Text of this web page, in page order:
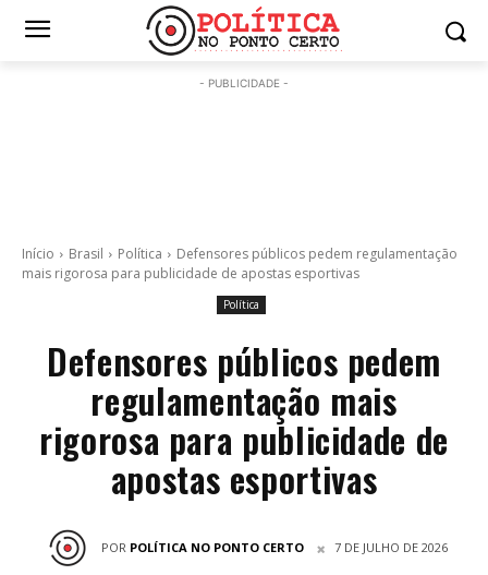
- PUBLICIDADE -
Início Brasil Política
Defensores públicos pedem regulamentação
mais rigorosa para publicidade de apostas esportivas
Política
Defensores públicos pedem
regulamentação mais
rigorosa para publicidade de
apostas esportivas
POR POLÍTICA NO PONTO CERTO 7 DE JULHO DE 2026